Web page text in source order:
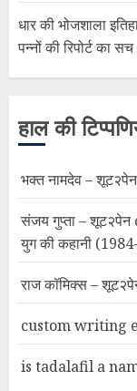
धार की भोजशाला
पन्नों की रिपोर्ट का सच
हाल की
भक्त नामदेव – शूट२पेन
संजय गुप्ता – शूट२पेन
युग की कहानी (1984-
राज कॉमिक्स –
custom writing
is tadalafil a